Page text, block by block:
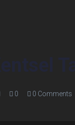
0 0 Comments